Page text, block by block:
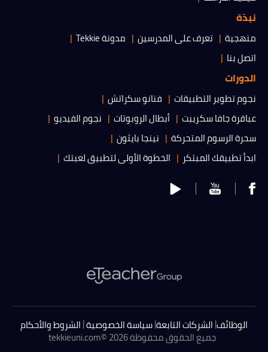
نبذة
منهجية تعرف على المدرسين
مدونة Tekkie
اتصل بنا
الدورات
نجوم تطوير التطبيقات
فنانو سكراتش
عباقرة جافا سكريبت
أبطال الروبوتات
نجوم الفيديو
سحرة الرسوم المتحركة
نينجا بايثون
ابدأ تطبيقك المبتكر
الخطوة الأولى لتطبيق لعبتك
جميع الحقوق محفوظة 2026 © tekkieuni.com
الشروط والأحكام|سياسة الخصوصية|الشركات التابعة|الوظائف